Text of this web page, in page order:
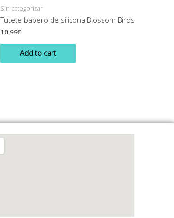
Sin categorizar
Tutete babero de silicona Blossom Birds
10,99€
Add to cart